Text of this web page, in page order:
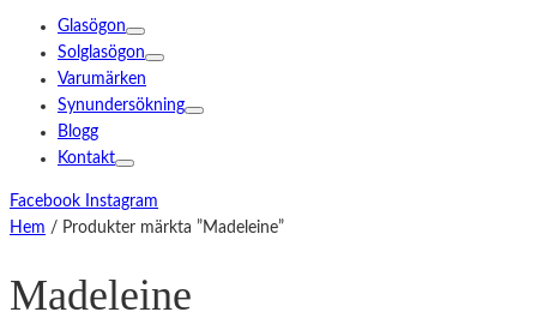
Glasögon
Solglasögon
Varumärken
Synundersökning
Blogg
Kontakt
Facebook
Instagram
Hem / Produkter märkta ”Madeleine”
Madeleine